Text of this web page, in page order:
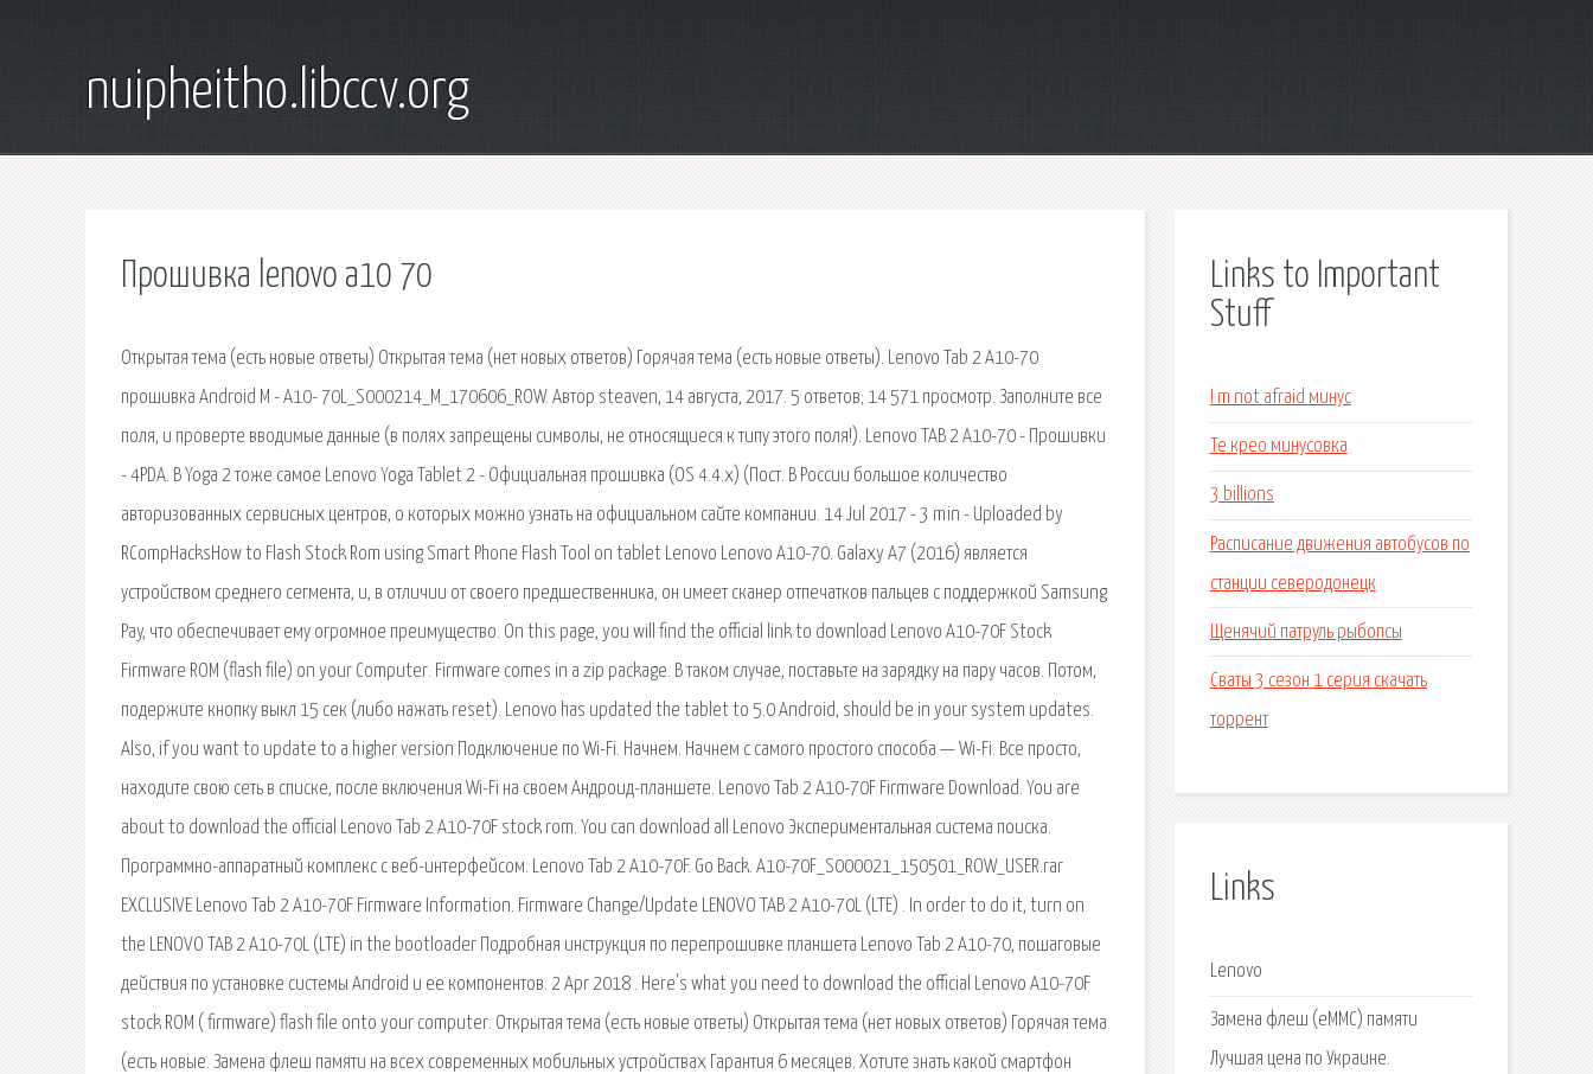
nuipheitho.libccv.org
Прошивка lenovo a10 70
Открытая тема (есть новые ответы) Открытая тема (нет новых ответов) Горячая тема (есть новые ответы). Lenovo Tab 2 A10-70
прошивка Android M - A10- 70L_S000214_M_170606_ROW. Автор steaven, 14 августа, 2017. 5 ответов; 14 571 просмотр. Заполните все
поля, и проверте вводимые данные (в полях запрещены символы, не относящиеся к типу этого поля!). Lenovo TAB 2 A10-70 - Прошивки
- 4PDA. В Yoga 2 тоже самое Lenovo Yoga Tablet 2 - Официальная прошивка (OS 4.4.х) (Пост. В России большое количество
авторизованных сервисных центров, о которых можно узнать на официальном сайте компании. 14 Jul 2017 - 3 min - Uploaded by
RCompHacksHow to Flash Stock Rom using Smart Phone Flash Tool on tablet Lenovo Lenovo A10-70. Galaxy A7 (2016) является
устройством среднего сегмента, и, в отличии от своего предшественника, он имеет сканер отпечатков пальцев с поддержкой Samsung
Pay, что обеспечивает ему огромное преимущество. On this page, you will find the official link to download Lenovo A10-70F Stock
Firmware ROM (flash file) on your Computer. Firmware comes in a zip package. В таком случае, поставьте на зарядку на пару часов. Потом,
подержите кнопку выкл 15 сек (либо нажать reset). Lenovo has updated the tablet to 5.0 Android, should be in your system updates.
Also, if you want to update to a higher version Подключение по Wi-Fi. Начнем. Начнем с самого простого способа — Wi-Fi. Все просто,
находите свою сеть в списке, после включения Wi-Fi на своем Андроид-планшете. Lenovo Tab 2 A10-70F Firmware Download. You are
about to download the official Lenovo Tab 2 A10-70F stock rom. You can download all Lenovo Экспериментальная система поиска.
Программно-аппаратный комплекс с веб-интерфейсом. Lenovo Tab 2 A10-70F. Go Back. A10-70F_S000021_150501_ROW_USER.rar
EXCLUSIVE Lenovo Tab 2 A10-70F Firmware Information. Firmware Change/Update LENOVO TAB 2 A10-70L (LTE) . In order to do it, turn on
the LENOVO TAB 2 A10-70L (LTE) in the bootloader Подробная инструкция по перепрошивке планшета Lenovo Tab 2 A10-70, пошаговые
действия по установке системы Android и ее компонентов. 2 Apr 2018 . Here's what you need to download the official Lenovo A10-70F
stock ROM ( firmware) flash file onto your computer. Открытая тема (есть новые ответы) Открытая тема (нет новых ответов) Горячая тема
(есть новые. Замена флеш памяти на всех современных мобильных устройствах Гарантия 6 месяцев. Хотите знать какой смартфон
Links to Important
Stuff
I m not afraid минус
Те крео минусовка
3 billions
Расписание движения автобусов по
станции северодонецк
Щенячий патруль рыбопсы
Сваты 3 сезон 1 серия скачать
торрент
Links
Lenovo
Замена флеш (eMMC) памяти
Лучшая цена по Украине.